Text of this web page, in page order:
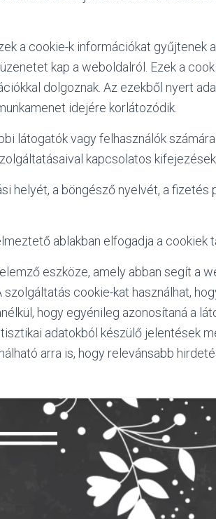
a cookie-k információkat gyűjtenek
kap a weboldalról. Ezek a
dolgoznak. Az ezekből nyert
idejére korlátozódik.
látogatók vagy felhasználók
kapcsolatos
helyét, a böngésző nyelvét, a
ablakban elfogadja a cookiek
eszköze, amely abban segít a
cookie-kat használhat,
hogy egyénileg azonosítaná a
adatokból készülő jelentések
arra is, hogy relevánsabb
bizonyos funkciók nem lesznek
us/internet-explorer/delete-
information-websites-store-